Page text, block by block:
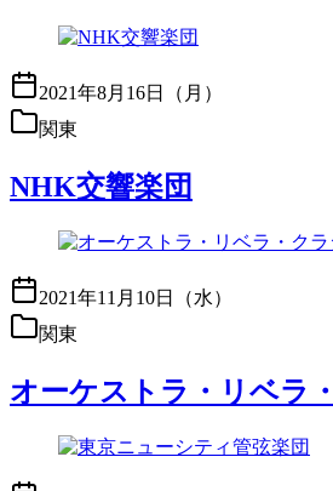
2021年8月16日（月）
関東
NHK交響楽団
2021年11月10日（水）
関東
オーケストラ・リベラ